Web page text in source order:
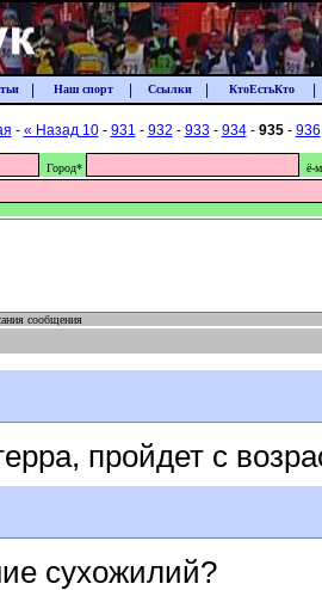
Наш спорт Ссылки КтоЕстьКто
- « Назад 10- 931 - 932 - 933- 934- 935- 936
Город*
ё-
сообщения
пройдет с
сухожилий?